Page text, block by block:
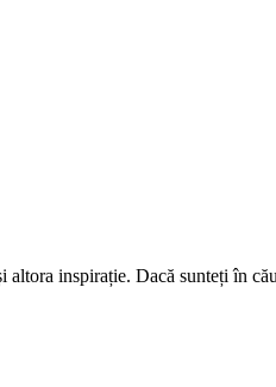
inspirație. Dacă sunteți în